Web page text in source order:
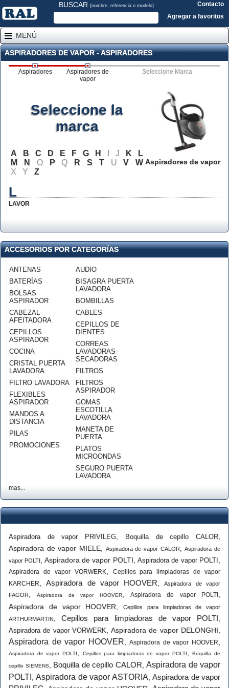
BUSCAR (nombre, referencia o modelo)
Contacto
Agregar a favoritos
MENÚ
ASPIRADORES DE VAPOR - ASPIRADORES
Aspiradores
Aspiradores de
vapor
Seleccione Marca
Aspiradores de vapor
Seleccione la
marca
A B C D E F G H J K
L
M
N O P Q R S T U V
W
X
Y Z
L
LAVOR
ACCESORIOS POR CATEGORÍAS
ANTENAS
BATERÍAS
BOLSAS
ASPIRADOR
CABEZAL
AFEITADORA
CEPILLOS
ASPIRADOR
COCINA
CRISTAL PUERTA
LAVADORA
FILTRO LAVADORA
FLEXIBLES
ASPIRADOR
MANDOS A
DISTANCIA
PILAS
PROMOCIONES
AUDIO
BISAGRA PUERTA
LAVADORA
BOMBILLAS
CABLES
CEPILLOS DE
DIENTES
CORREAS
LAVADORAS-
SECADORAS
FILTROS
FILTROS
ASPIRADOR
GOMAS
ESCOTILLA
LAVADORA
MANETA DE
PUERTA
PLATOS
MICROONDAS
SEGURO PUERTA
LAVADORA
mas...
Aspiradora de vapor PRIVILEG Boquilla de cepillo CALOR
Aspiradora de vapor MIELE
Aspiradora de vapor CALOR,Aspiradora de
vapor POLTI
Aspiradora de vapor POLTI ,Aspiradora de vapor POLTI
Aspiradora de vapor VORWERK,
Cepillos para limpiadoras de vapor
KARCHER
,Aspiradora de vapor HOOVER ,Aspiradora de vapor
FAGOR
,Aspiradora de vapor HOOVER, Aspiradora de vapor POLTI
Aspiradora de vapor HOOVER
Cepillos para limpiadoras de vapor
ARTHURMARTIN
,Cepillos para limpiadoras de vapor POLTI
Aspiradora de vapor VORWERK Aspiradora de vapor DELONGHI
Aspiradora de vapor HOOVER ,Aspiradora de vapor HOOVER
Aspiradora de vapor POLTI Cepillos para limpiadoras de vapor POLTI ,Boquilla de
cepillo SIEMENS, Boquilla de cepillo CALOR Aspiradora de vapor
POLTI
,Aspiradora de vapor ASTORIA,Aspiradora de vapor